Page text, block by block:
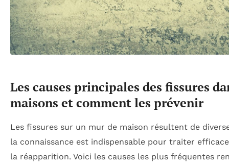
Les causes principales des fissures
maisons et comment les prévenir
Les fissures sur un mur de maison résultent de
la connaissance est indispensable pour traiter
la réapparition. Voici les causes les plus fréquentes